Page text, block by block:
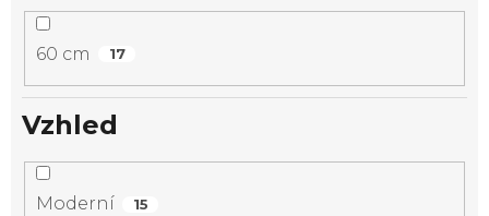
60 cm 17
Vzhled
Moderní 15